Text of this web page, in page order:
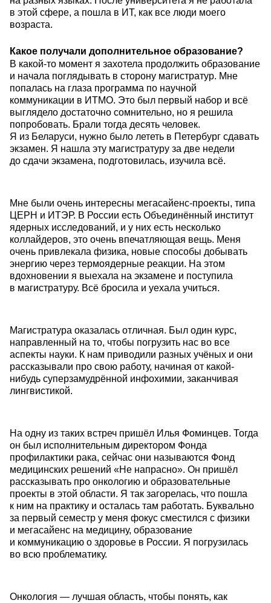
в этой сфере, а пошла в ИТ, как все люди моего
возраста.
Какое получали дополнительное образование?
В какой-то момент я захотела продолжить образование
и начала поглядывать в сторону магистратур. Мне
попалась на глаза программа по научной
коммуникации в ИТМО. Это был первый набор и всё
выглядело достаточно сомнительно, но я решила
попробовать. Брали тогда десять человек.
Я из Беларуси, нужно было лететь в Петербург сдавать
экзамен. Я нашла эту магистратуру за две недели
до сдачи экзамена, подготовилась, изучила всё.
Мне были очень интересны мегасайенс-проекты, типа
ЦЕРН и ИТЭР. В России есть Объединённый институт
ядерных исследований, и у них есть несколько
коллайдеров, это очень впечатляющая вещь. Меня
очень привлекала физика, новые способы добывать
энергию через термоядерные реакции. На этом
вдохновении я выехала на экзамене и поступила
в магистратуру. Всё бросила и уехала учиться.
Магистратура оказалась отличная. Был один курс,
направленный на то, чтобы погрузить нас во все
аспекты науки. К нам приводили разных учёных и они
рассказывали про свою работу, начиная от какой-
нибудь суперзамудрённой инфохимии, заканчивая
лингвистикой.
На одну из таких встреч пришёл Илья Фоминцев. Тогда
он был исполнительным директором Фонда
профилактики рака, сейчас они называются Фонд
медицинских решений «Не напрасно». Он пришёл
рассказывать про онкологию и образовательные
проекты в этой области. Я так загорелась, что пошла
к ним на практику и осталась там работать. Буквально
за первый семестр у меня фокус сместился с физики
и мегасайенс на медицину, образование
и коммуникацию о здоровье в России. Я погрузилась
во всю проблематику.
Онкология — лучшая область, чтобы понять, как